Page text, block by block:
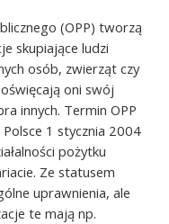
(OPP) tworzą
skupiające ludzi
osób, zwierząt czy
oni swój
innych. Termin OPP
1 stycznia 2004
pożytku
Ze statusem
uprawnienia, ale
te mają np.